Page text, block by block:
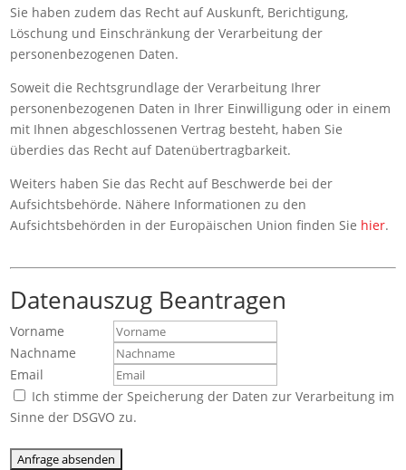
Sie haben zudem das Recht auf Auskunft, Berichtigung,
Löschung und Einschränkung der Verarbeitung der
personenbezogenen Daten.
Soweit die Rechtsgrundlage der Verarbeitung Ihrer
personenbezogenen Daten in Ihrer Einwilligung oder in einem
mit Ihnen abgeschlossenen Vertrag besteht, haben Sie
überdies das Recht auf Datenübertragbarkeit.
Weiters haben Sie das Recht auf Beschwerde bei der
Aufsichtsbehörde. Nähere Informationen zu den
Aufsichtsbehörden in der Europäischen Union finden Sie hier.
Datenauszug Beantragen
Vorname
Nachname
Email
Ich stimme der Speicherung der Daten zur Verarbeitung im
Sinne der DSGVO zu.